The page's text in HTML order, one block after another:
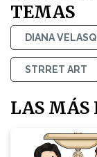
TEMAS
DIANA
STRRET ART
LAS MÁS